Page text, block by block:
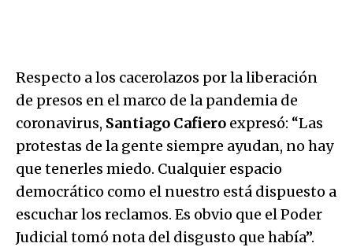
Respecto a los cacerolazos por la liberación
de presos en el marco de la pandemia de
coronavirus, Santiago Cafiero expresó: “Las
protestas de la gente siempre ayudan, no hay
que tenerles miedo. Cualquier espacio
democrático como el nuestro está dispuesto a
escuchar los reclamos. Es obvio que el Poder
Judicial tomó nota del disgusto que había”.